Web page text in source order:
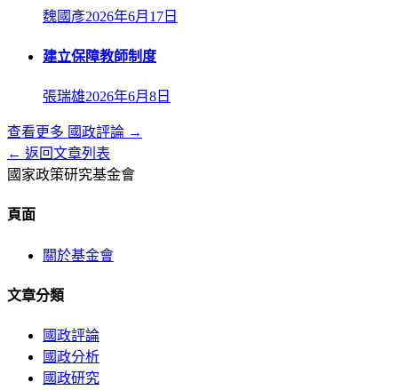
魏國彥2026年6月17日
建立保障教師制度
張瑞雄2026年6月8日
查看更多 國政評論 →
← 返回文章列表
國家政策研究基金會
頁面
關於基金會
文章分類
國政評論
國政分析
國政研究